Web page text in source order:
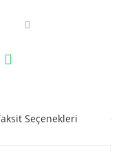
Seçenekleri